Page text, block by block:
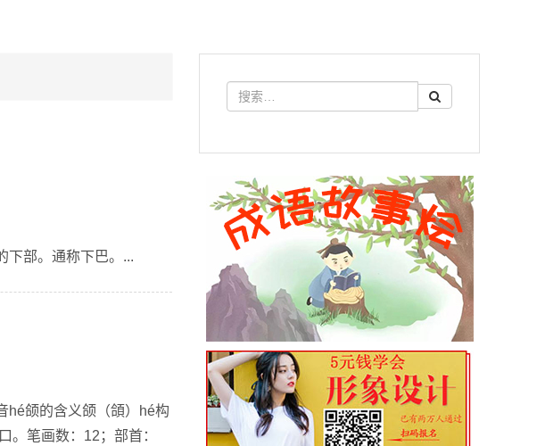
下部。通称下巴。...
hé颌的含义颌（頜）hé构
。笔画数：12；部首：